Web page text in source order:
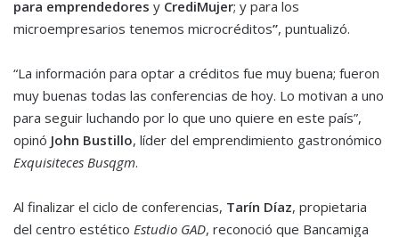
para emprendedores y CrediMujer; y para los
microempresarios tenemos microcréditos”, puntualizó.
“La información para optar a créditos fue muy buena; fueron
muy buenas todas las conferencias de hoy. Lo motivan a uno
para seguir luchando por lo que uno quiere en este país”,
opinó John Bustillo, líder del emprendimiento gastronómico
Exquisiteces Busqgm.
Al finalizar el ciclo de conferencias, Tarín Díaz, propietaria
del centro estético Estudio GAD, reconoció que Bancamiga